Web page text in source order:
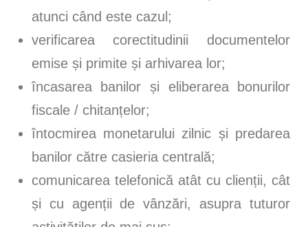
atunci când este cazul;
verificarea corectitudinii documentelor
emise și primite și arhivarea lor;
încasarea banilor și eliberarea bonurilor
fiscale / chitanțelor;
întocmirea monetarului zilnic și predarea
banilor către casieria centrală;
comunicarea telefonică atât cu clienții, cât
și cu agenții de vânzări, asupra tuturor